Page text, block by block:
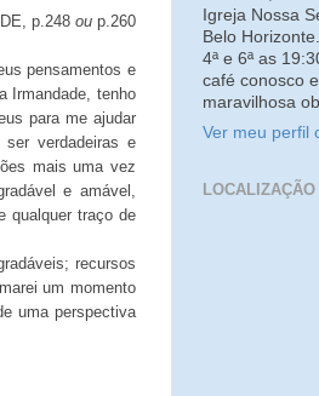
p.248 oup.260
pensamentos e
Irmandade, tenho
para me ajudar
verdadeiras e
mais uma vez
e amável,
qualquer traço de
recursos
um momento
uma perspectiva
Igreja Nossa
Belo
4ª e 6ª as
café conosco
maravilhosa
Ver meu perfil